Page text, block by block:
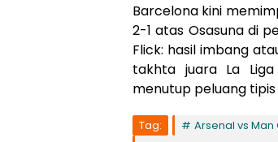
Barcelona kini
2-1 atas Osasuna di
Flick: hasil imbang
takhta juara La
menutup peluang
Tag: Arsenal vs Man